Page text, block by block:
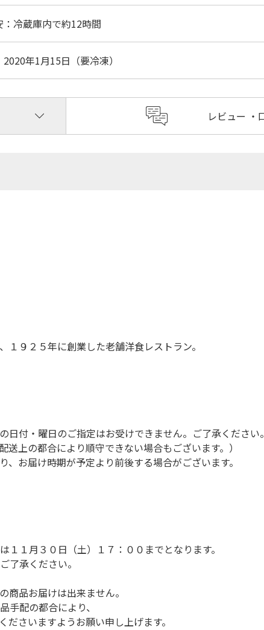
冷蔵庫内で約12時間
年1月15日（要冷凍）
レビュー ・
９２５年に創業した老舗洋食レストラン。
付・曜日のご指定はお受けできません。ご了承ください。
上の都合により順守できない場合もございます。）
お届け時期が予定より前後する場合がございます。
１月３０日（土）１７：００までとなります。
了承ください。
商品お届けは出来ません。
手配の都合により、
さいますようお願い申し上げます。